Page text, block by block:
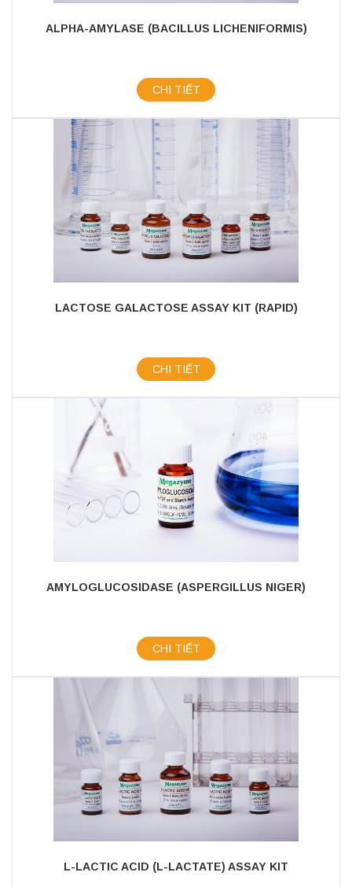
ALPHA-AMYLASE (BACILLUS LICHENIFORMIS)
CHI TIẾT
LACTOSE GALACTOSE ASSAY KIT (RAPID)
CHI TIẾT
AMYLOGLUCOSIDASE (ASPERGILLUS NIGER)
CHI TIẾT
L-LACTIC ACID (L-LACTATE) ASSAY KIT